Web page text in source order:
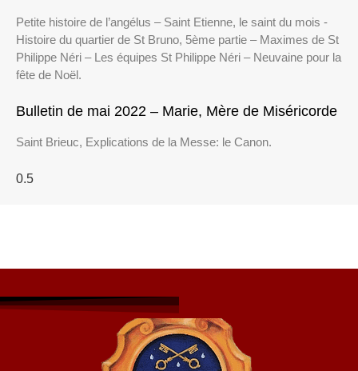
Petite histoire de l’angélus – Saint Etienne, le saint du mois -
Histoire du quartier de St Bruno, 5ème partie – Maximes de St
Philippe Néri – Les équipes St Philippe Néri – Neuvaine pour la
fête de Noël.
Bulletin de mai 2022 – Marie, Mère de Miséricorde
Saint Brieuc, Explications de la Messe: le Canon.